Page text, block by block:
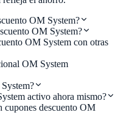
OM System?
OM System?
OM System con otras
OM System
activo ahora mismo?
cupones descuento OM